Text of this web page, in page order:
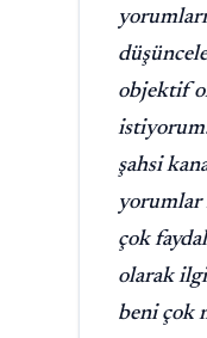
objektif
şahsi
yorumlar
çok
olarak
beni çok